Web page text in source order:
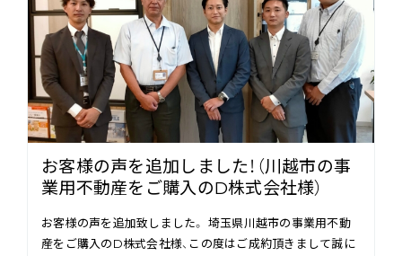
お客様の声を追加しました！（川越市の事
業用不動産をご購入のD株式会社様）
お客様の声を追加致しました。 埼玉県川越市の事業用不動
産をご購入のD株式会社様、この度はご成約頂きまして誠に